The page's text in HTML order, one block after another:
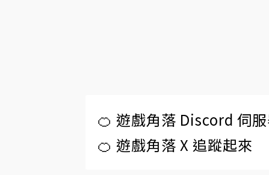
🍊 遊戲角落 Discord 伺服
🍊 遊戲角落 X 追蹤起來